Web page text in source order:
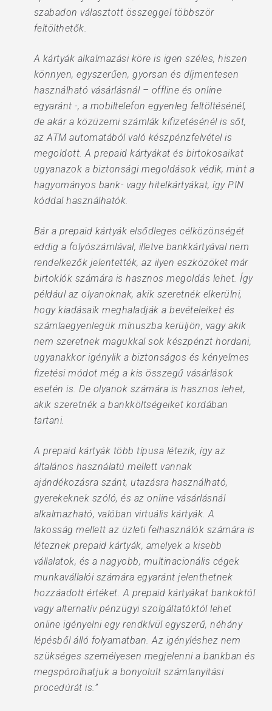
szabadon választott összeggel többször
feltölthetők.
A kártyák alkalmazási köre is igen széles, hiszen
könnyen, egyszerűen, gyorsan és díjmentesen
használható vásárlásnál – offline és online
egyaránt -, a mobiltelefon egyenleg feltöltésénél,
de akár a közüzemi számlák kifizetésénél is sőt,
az ATM automatából való készpénzfelvétel is
megoldott. A prepaid kártyákat és birtokosaikat
ugyanazok a biztonsági megoldások védik, mint a
hagyományos bank- vagy hitelkártyákat, így PIN
kóddal használhatók.
Bár a prepaid kártyák elsődleges célközönségét
eddig a folyószámlával, illetve bankkártyával nem
rendelkezők jelentették, az ilyen eszközöket már
birtoklók számára is hasznos megoldás lehet. Így
például az olyanoknak, akik szeretnék elkerülni,
hogy kiadásaik meghaladják a bevételeiket és
számlaegyenlegük mínuszba kerüljön, vagy akik
nem szeretnek magukkal sok készpénzt hordani,
ugyanakkor igénylik a biztonságos és kényelmes
fizetési módot még a kis összegű vásárlások
esetén is. De olyanok számára is hasznos lehet,
akik szeretnék a bankköltségeiket kordában
tartani.
A prepaid kártyák több típusa létezik, így az
általános használatú mellett vannak
ajándékozásra szánt, utazásra használható,
gyerekeknek szóló, és az online vásárlásnál
alkalmazható, valóban virtuális kártyák. A
lakosság mellett az üzleti felhasználók számára is
léteznek prepaid kártyák, amelyek a kisebb
vállalatok, és a nagyobb, multinacionális cégek
munkavállalói számára egyaránt jelenthetnek
hozzáadott értéket. A prepaid kártyákat bankoktól
vagy alternatív pénzügyi szolgáltatóktól lehet
online igényelni egy rendkívül egyszerű, néhány
lépésből álló folyamatban. Az igényléshez nem
szükséges személyesen megjelenni a bankban és
megspórolhatjuk a bonyolult számlanyitási
procedúrát is.”